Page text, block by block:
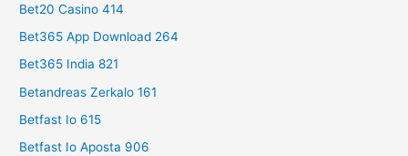
Bet20 Casino 414
Bet365 App Download 264
Bet365 India 821
Betandreas Zerkalo 161
Betfast Io 615
Betfast Io Aposta 906